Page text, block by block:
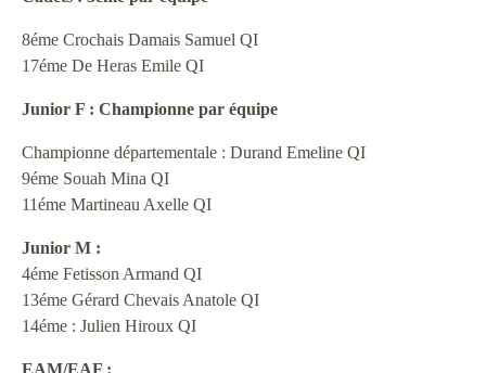
8éme Crochais Damais Samuel QI
17éme De Heras Emile QI
Junior F : Championne par équipe
Championne départementale : Durand Emeline QI
9éme Souah Mina QI
11éme Martineau Axelle QI
Junior M :
4éme Fetisson Armand QI
13éme Gérard Chevais Anatole QI
14éme : Julien Hiroux QI
EAM/EAF :